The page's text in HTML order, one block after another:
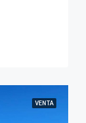
VENTA